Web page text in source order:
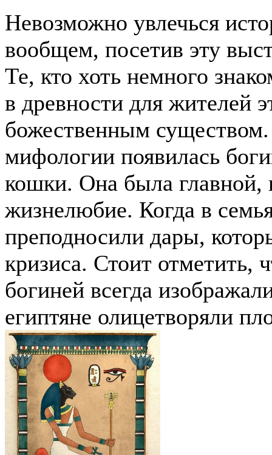
Невозможно увлечься
вообщем, посетив эту
Те, кто хоть немного
в древности для жителей
божественным
мифологии появилась
кошки. Она была главной,
жизнелюбие. Когда в
преподносили дары,
кризиса. Стоит отметить,
богиней всегда
египтяне олицетворяли